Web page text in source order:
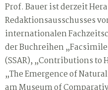
Prof. Bauer ist derzeit
Redaktionsausschusses
internationalen
der Buchreihen
(SSAR), „Contributions to
„The Emergence of
am Museum of